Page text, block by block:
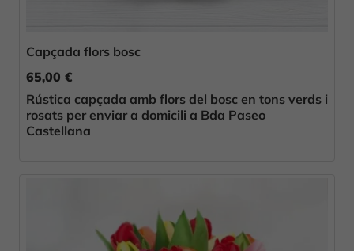
Capçada flors bosc
65,00 €
Rústica capçada amb flors del bosc en tons verds i
rosats per enviar a domicili a Bda Paseo
Castellana